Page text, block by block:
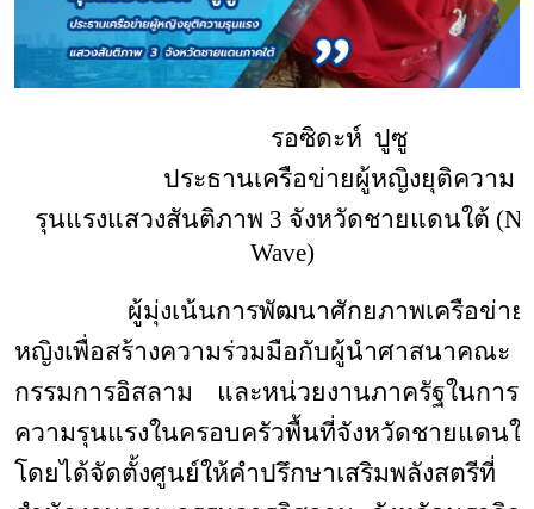
รอซิดะห์ ปูซู
ประธานเครือข่ายผู้หญิงยุติความ
รุนแรงแสวงสันติภาพ 3 จังหวัดชายแดนใต้ (N
Wave)
ผู้มุ่งเน้นการพัฒนาศักยภาพเครือข่าย
หญิงเพื่อสร้างความร่วมมือกับผู้นำศาสนาคณะ
กรรมการอิสลาม และหน่วยงานภาครัฐในการ
ความรุนแรงในครอบครัวพื้นที่จังหวัดชายแดนใ
โดยได้จัดตั้งศูนย์ให้คำปรึกษาเสริมพลังสตรีที่